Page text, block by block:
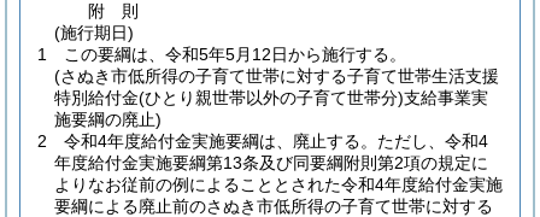
附 則
(施行期日)
1
この要綱は、令和5年5月12日から施行する。
(さぬき市低所得の子育て世帯に対する子育て世帯生活支援
特別給付金(ひとり親世帯以外の子育て世帯分)支給事業実
施要綱の廃止)
2
令和4年度給付金実施要綱は、廃止する。 ただし、令和4
年度給付金実施要綱第13条及び同要綱附則第2項の規定に
よりなお従前の例によることとされた令和4年度給付金実施
要綱による廃止前のさぬき市低所得の子育て世帯に対する